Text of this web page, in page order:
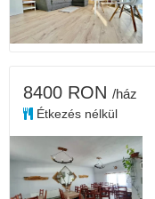
8400 RON /ház
Étkezés nélkül